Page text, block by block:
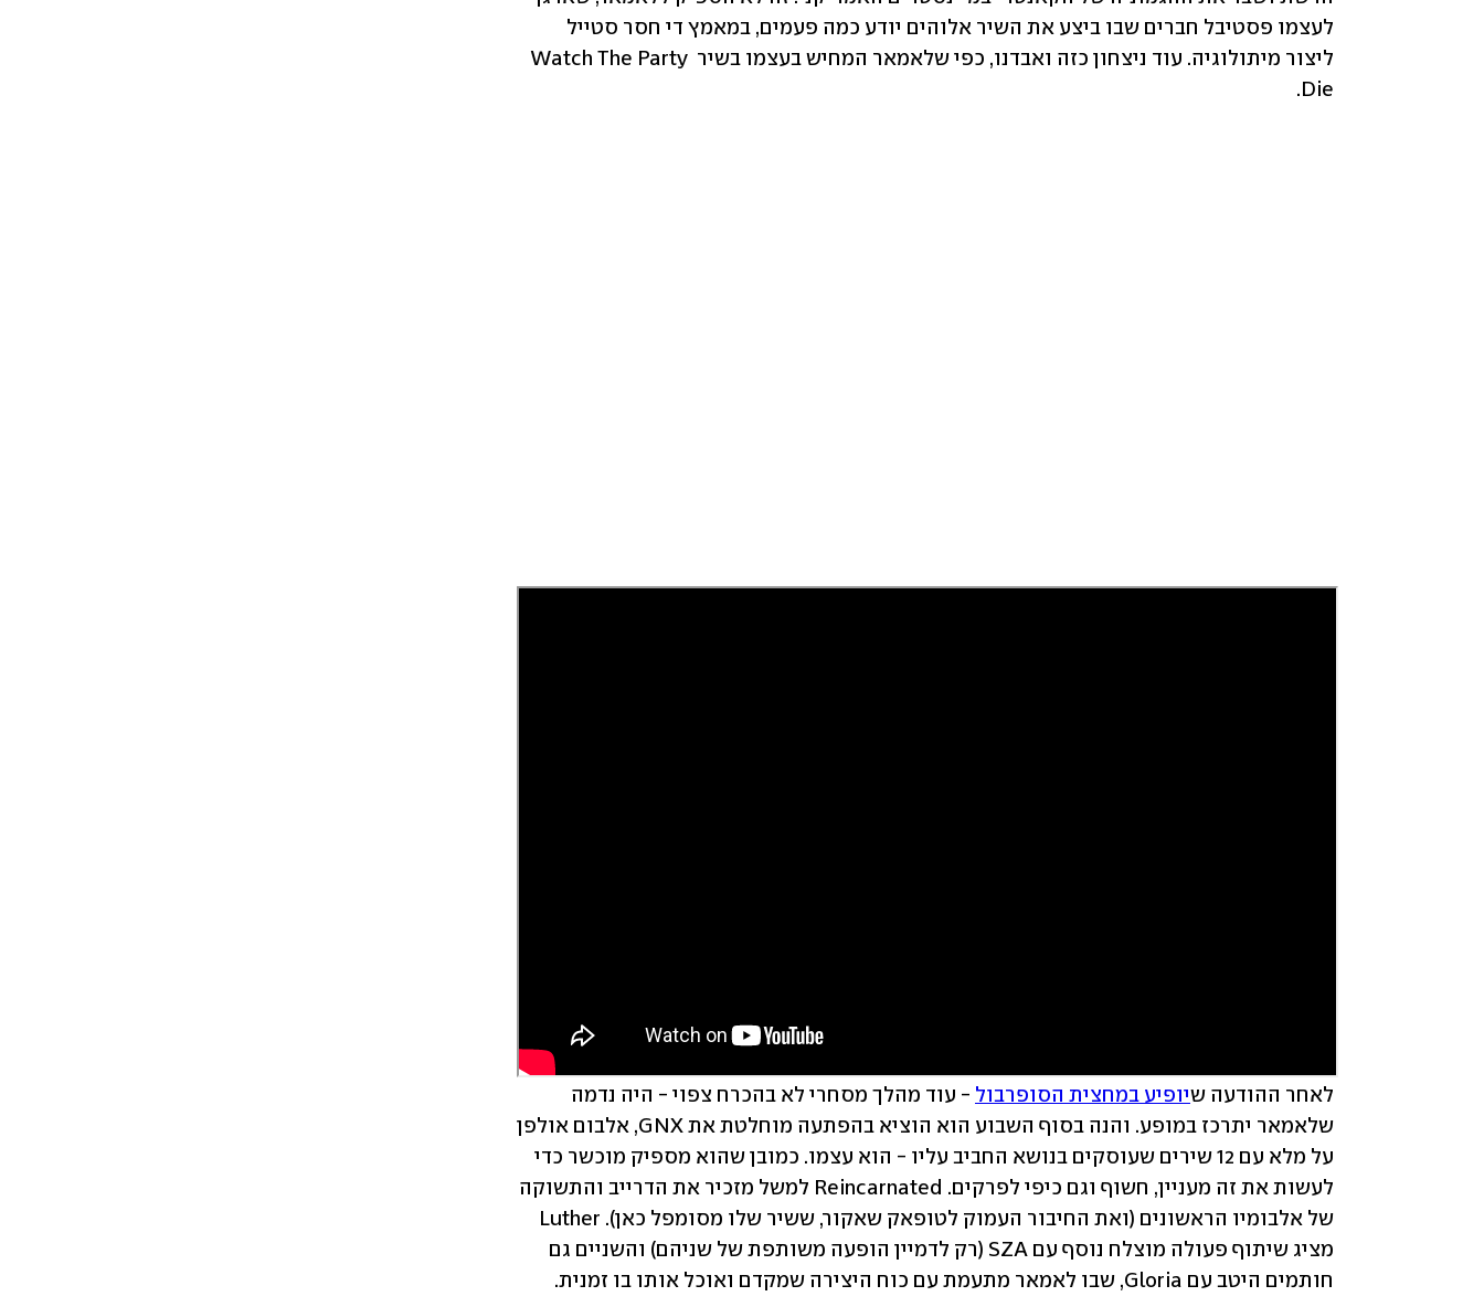
ליצור מיתולוגיה. עוד ניצחון כזה ואבדנו, כפי שלאמאר המחיש בעצמו בשיר Watch The Party
Die.
לאחר ההודעה שיופיע במחצית הסופרבול
חותמים היטב עם Gloria, שבו לאמאר מתעמת עם כוח היצירה שמקדם ואוכל אותו בו זמנית.